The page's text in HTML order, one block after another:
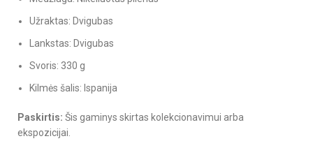
Užraktas: Dvigubas
Lankstas: Dvigubas
Svoris: 330 g
Kilmės šalis: Ispanija
Paskirtis: Šis gaminys skirtas kolekcionavimui arba
ekspozicijai.